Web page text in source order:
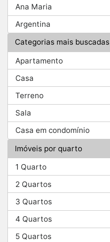
Ana Maria
Argentina
Categorias mais buscadas
Apartamento
Casa
Terreno
Sala
Casa em condomínio
Imóveis por quarto
1 Quarto
2 Quartos
3 Quartos
4 Quartos
5 Quartos